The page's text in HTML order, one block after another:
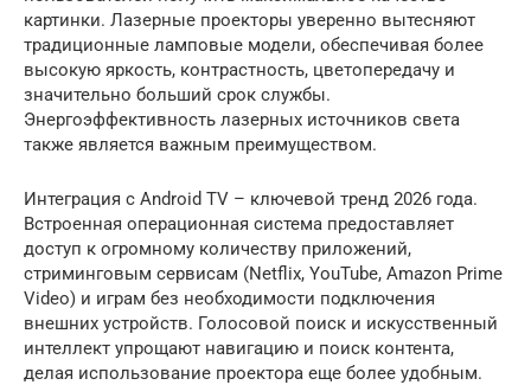
картинки. Лазерные проекторы уверенно вытесняют
традиционные ламповые модели, обеспечивая более
высокую яркость, контрастность, цветопередачу и
значительно больший срок службы.
Энергоэффективность лазерных источников света
также является важным преимуществом.
Интеграция с Android TV – ключевой тренд 2026 года.
Встроенная операционная система предоставляет
доступ к огромному количеству приложений,
стриминговым сервисам (Netflix, YouTube, Amazon Prime
Video) и играм без необходимости подключения
внешних устройств. Голосовой поиск и искусственный
интеллект упрощают навигацию и поиск контента,
делая использование проектора еще более удобным.